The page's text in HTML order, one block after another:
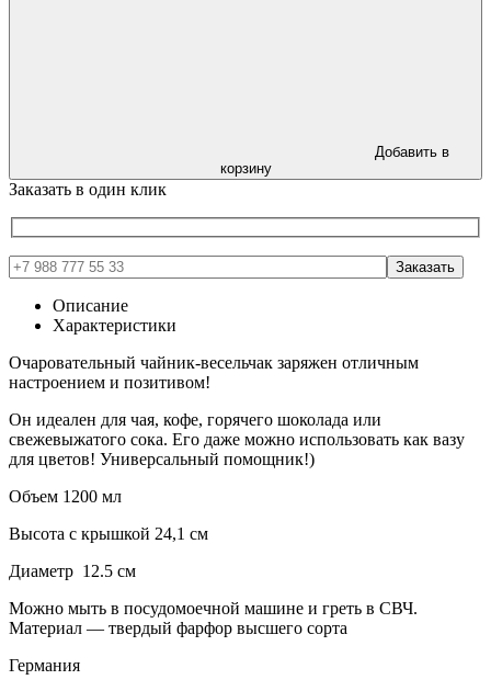
корзину
Заказать в один клик
Описание
Характеристики
Очаровательный чайник-весельчак заряжен отличным
настроением и позитивом!
Он идеален для чая, кофе, горячего шоколада или
свежевыжатого сока. Его даже можно использовать как вазу
для цветов! Универсальный помощник!)
Объем 1200 мл
Высота с крышкой 24,1 см
Диаметр 12.5 см
Можно мыть в посудомоечной машине и греть в СВЧ.
Материал — твердый фарфор высшего сорта
Германия